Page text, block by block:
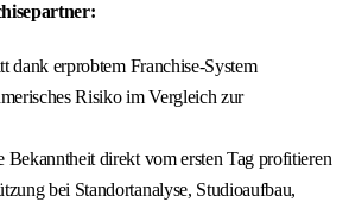
dank erprobtem Franchise-System
Risiko im Vergleich zur
Bekanntheit direkt vom ersten Tag profitieren
bei Standortanalyse, Studioaufbau,